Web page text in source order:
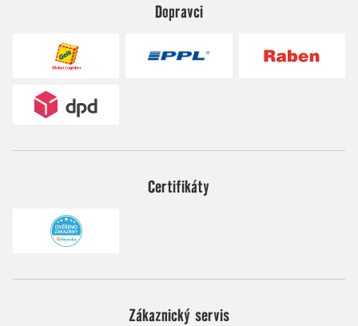
Dopravci
Certifikáty
Zákaznický servis